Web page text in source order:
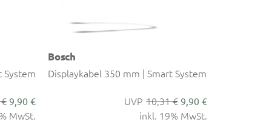
System
9,90 €
MwSt.
Bosch
Displaykabel 350 mm | Smart System
10,31 € 9,90 €
inkl. 19% MwSt.